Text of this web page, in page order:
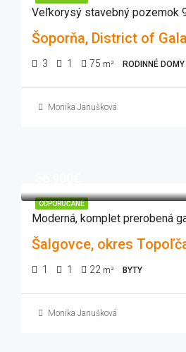
3 1 75 m² RODINNÉ DOMY
Monika Janušková
ODPORÚČANÉ
1 1 22 m² BYTY
Monika Janušková